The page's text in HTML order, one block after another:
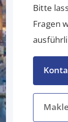
Bitte
Fragen